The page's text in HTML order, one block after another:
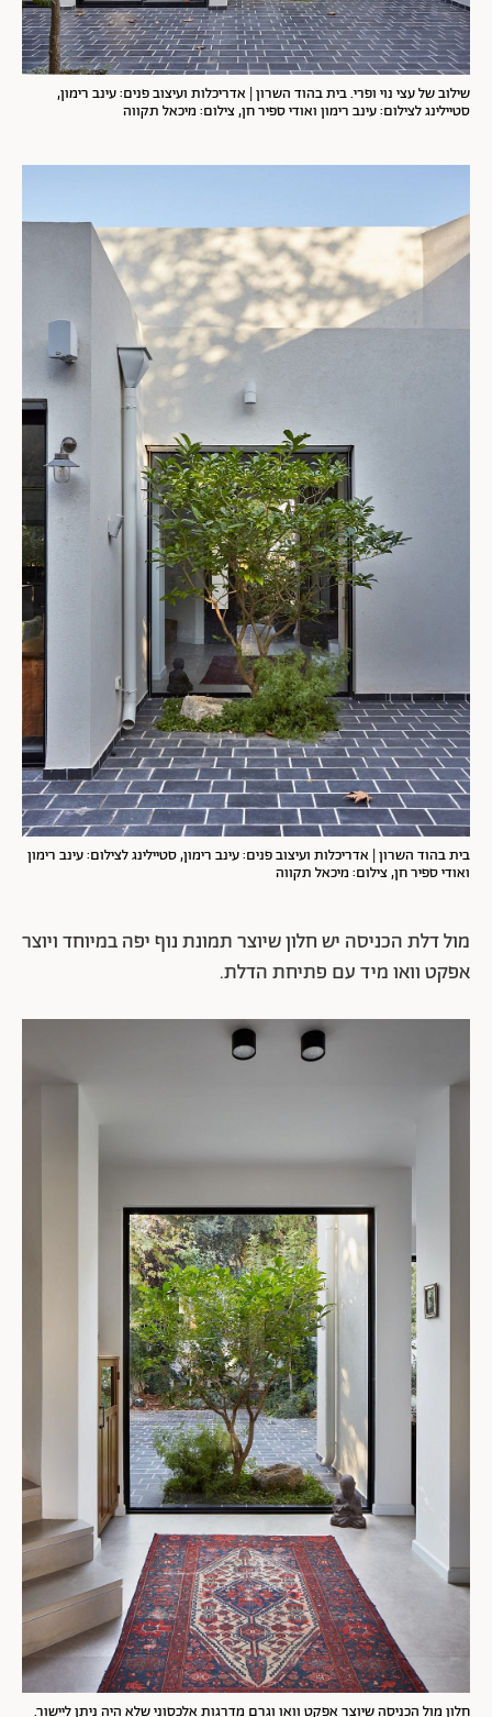
שילוב של עצי נוי ופרי. בית בהוד השרון | אדריכלות ועיצוב פנים: עינב רימון,
סטיילינג לצילום: עינב רימון ואודי ספיר חן, צילום: מיכאל תקווה
בית בהוד השרון | אדריכלות ועיצוב פנים: עינב רימון, סטיילינג לצילום: עינב רימון
ואודי ספיר חן, צילום: מיכאל תקווה
מול דלת הכניסה יש חלון שיוצר תמונת נוף יפה במיוחד ויוצר
אפקט וואו מיד עם פתיחת הדלת.
חלון מול הכניסה שיוצר אפקט וואו וגרם מדרגות אלכסוני שלא היה ניתן ליישור.